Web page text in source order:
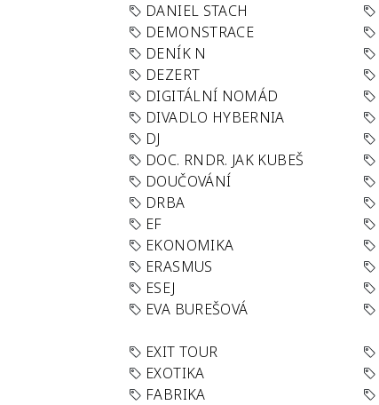
DANIEL STACH
DEMONSTRACE
DENÍK N
DEZERT
DIGITÁLNÍ NOMÁD
DIVADLO HYBERNIA
DJ
DOC. RNDR. JAK KUBEŠ
DOUČOVÁNÍ
DRBA
EF
EKONOMIKA
ERASMUS
ESEJ
EVA BUREŠOVÁ
EXIT TOUR
EXOTIKA
FABRIKA